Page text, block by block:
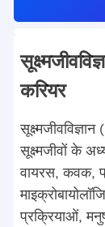
करियर
सूक्ष्मजीवों के
वायरस, कवक,
प्रक्रियाओं,